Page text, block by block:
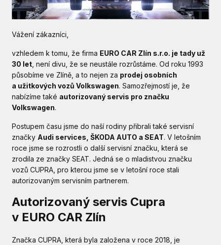
Vážení zákazníci,
vzhledem k tomu, že firma EURO CAR Zlín s.r.o. je tady už
30 let , není divu, že se neustále rozrůstáme. Od roku 1993
působíme ve Zlíně, a to nejen za prodej osobních
a užitkových vozů Volkswagen. Samozřejmostí je, že
nabízíme také autorizovaný servis pro značku
Volkswagen.
Postupem času jsme do naší rodiny přibrali také servisní
značky Audi services, ŠKODA AUTO a SEAT. V letošním
roce jsme se rozrostli o další servisní značku, která se
zrodila ze značky SEAT. Jedná se o mladistvou značku
vozů CUPRA, pro kterou jsme se v letošní roce stali
autorizovaným servisním partnerem.
Autorizovaný servis Cupra
v EURO CAR Zlín
Značka CUPRA, která byla založena v roce 2018, je